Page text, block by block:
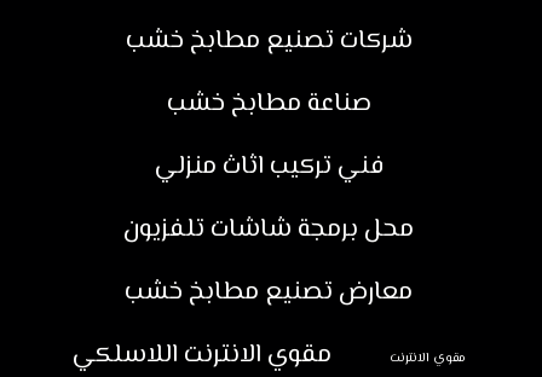
شركات تصنيع مطابخ خشب
صناعة مطابخ خشب
فني تركيب اثاث منزلي
محل برمجة شاشات تلفزيون
معارض تصنيع مطابخ خشب
مقوي الانترنت
مقوي الانترنت اللاسلكي